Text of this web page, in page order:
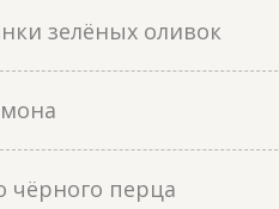
зелёных оливок
чёрного перца